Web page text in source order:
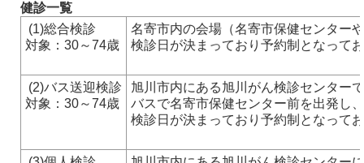
健診一覧
(1)総合検診
対象：30～74歳
名寄市内の会場（名寄市保健センター
検診日が決まっており予約制となって
(2)バス送迎検診
対象：30～74歳
旭川市内にある旭川がん検診センター
バスで名寄市保健センター前を出発し
検診日が決まっており予約制となって